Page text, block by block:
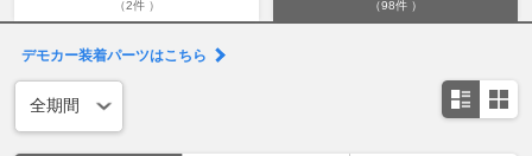
（2件 ） （98件 ）
デモカー装着パーツはこちら